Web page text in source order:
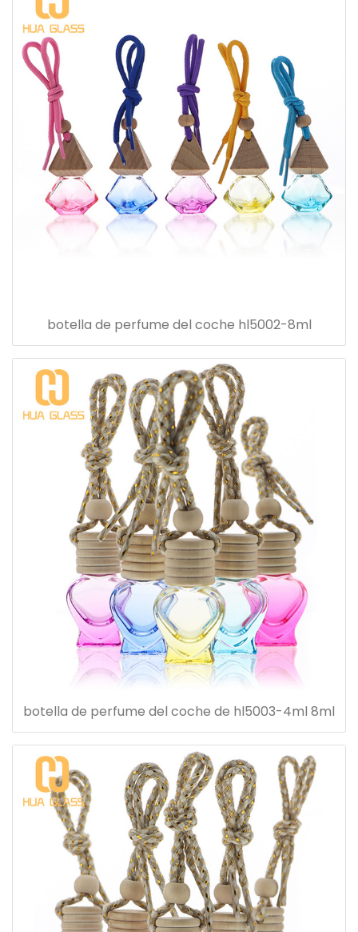
botella de perfume del coche hl5002-8ml
botella de perfume del coche de hl5003-4ml 8ml